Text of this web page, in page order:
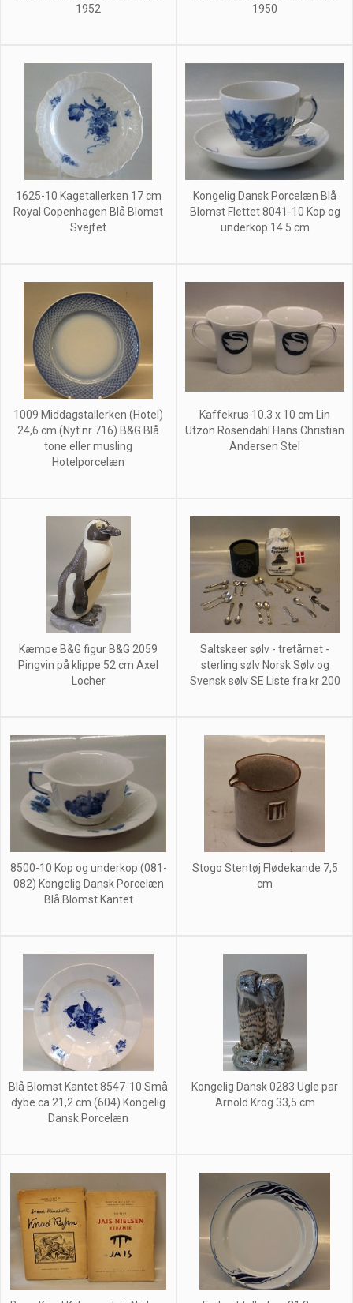
1952
1950
1625-10 Kagetallerken 17 cm
Royal Copenhagen Blå Blomst
Svejfet
Kongelig Dansk Porcelæn Blå
Blomst Flettet 8041-10 Kop og
underkop 14.5 cm
1009 Middagstallerken (Hotel)
24,6 cm (Nyt nr 716) B&G Blå
tone eller musling
Hotelporcelæn
Kaffekrus 10.3 x 10 cm Lin
Utzon Rosendahl Hans Christian
Andersen Stel
Kæmpe B&G figur B&G 2059
Pingvin på klippe 52 cm Axel
Locher
Saltskeer sølv - tretårnet -
sterling sølv Norsk Sølv og
Svensk sølv SE Liste fra kr 200
8500-10 Kop og underkop (081-
082) Kongelig Dansk Porcelæn
Blå Blomst Kantet
Stogo Stentøj Flødekande 7,5
cm
Blå Blomst Kantet 8547-10 Små
dybe ca 21,2 cm (604) Kongelig
Dansk Porcelæn
Kongelig Dansk 0283 Ugle par
Arnold Krog 33,5 cm